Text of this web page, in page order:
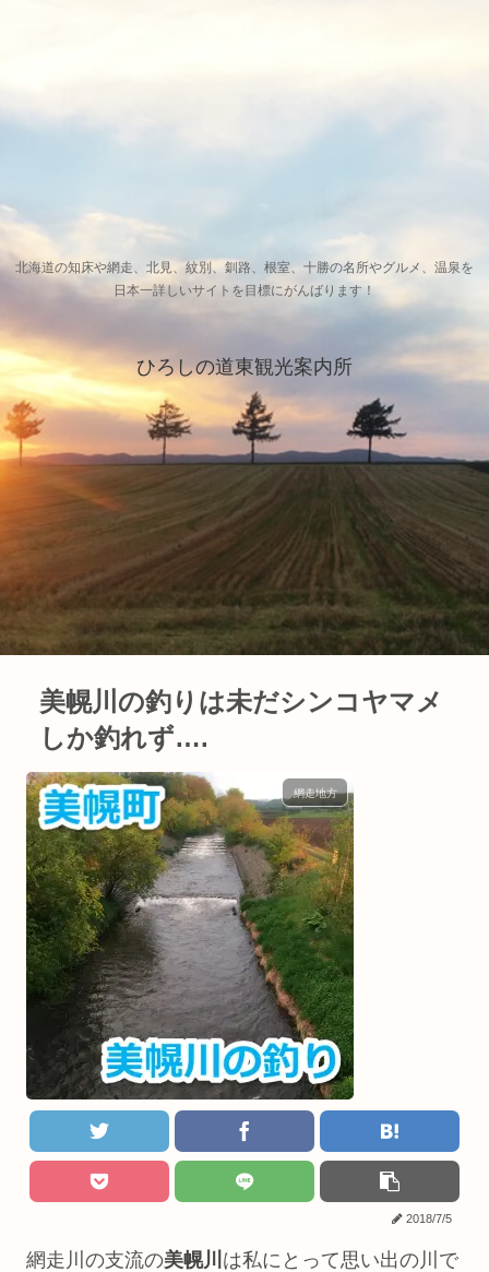
北海道の知床や網走、北見、紋別、釧路、根室、十勝の名所やグルメ、温泉を
日本一詳しいサイトを目標にがんばります！
ひろしの道東観光案内所
美幌川の釣りは未だシンコヤマメ
しか釣れず….
網走地方
2018/7/5
網走川の支流の美幌川 は私にとって思い出の川で